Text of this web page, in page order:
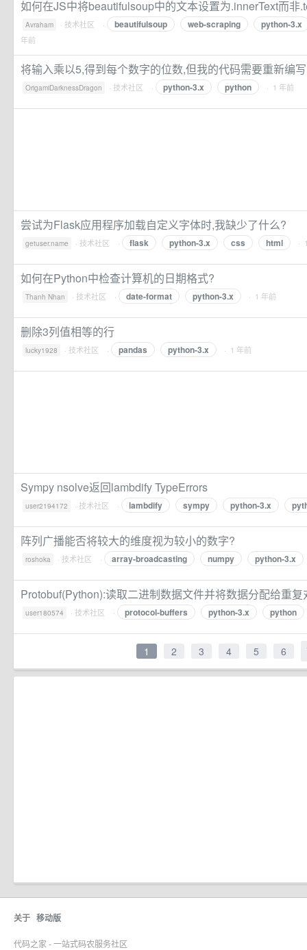
如何在JS中将beautifulsoup中的文本设置为.innerText而非
Avraham · 技术社区 · beautifulsoup web-scraping python-3.x
年前
将输入乘以5,得到每个数字的位数,但我的代码需要重新编写
OrigamiDarknessDragon · 技术社区 · python-3.x python · 1 年前
尝试为Flask应用程序加载自定义字体时,我缺少了什么?
getuser.name · 技术社区 · flask python-3.x css html ·
如何在Python中检查计算机的日期格式?
Thanh Nhan · 技术社区 · date-format python-3.x · 1 年前
删除3列值相等的行
lucky1928 · 技术社区 · pandas python-3.x · 1 年前
Sympy nsolve返回lambdify TypeErrors
user2194172 · 技术社区 · lambdify sympy python-3.x
阵列广播能否将较大的维度视为较小的数字?
roshoka · 技术社区 · array-broadcasting numpy python-3.x
Protobuf(Python):读取二进制数据文件并将数据分配给重复
user180574 · 技术社区 · protocol-buffers python-3.x python
1 2 3 4 5 6
关于 移动版
代码之家 - 一站式码农服务社区